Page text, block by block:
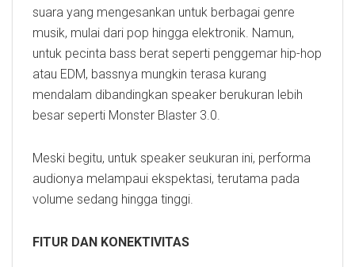
suara yang mengesankan untuk berbagai genre
musik, mulai dari pop hingga elektronik. Namun,
untuk pecinta bass berat seperti penggemar hip-hop
atau EDM, bassnya mungkin terasa kurang
mendalam dibandingkan speaker berukuran lebih
besar seperti Monster Blaster 3.0.
Meski begitu, untuk speaker seukuran ini, performa
audionya melampaui ekspektasi, terutama pada
volume sedang hingga tinggi.
FITUR DAN KONEKTIVITAS